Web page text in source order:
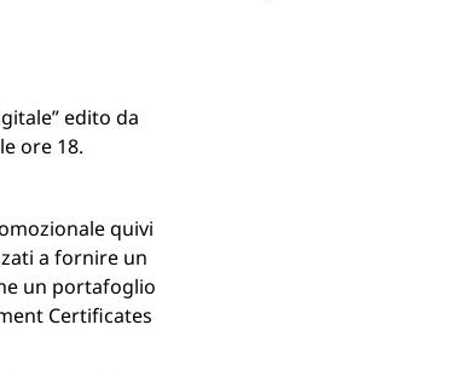
edito da
ore 18.
quivi
a fornire un
un portafoglio
Certificates